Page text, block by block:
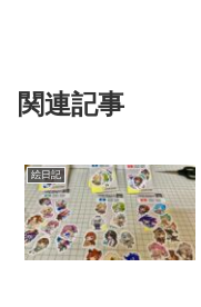
関連記事
絵日記